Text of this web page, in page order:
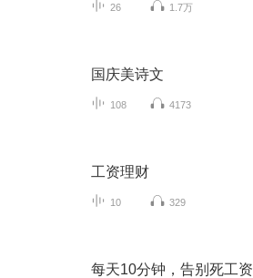
26 1.7万
国庆美诗文
108 4173
工资理财
10 329
每天10分钟，告别死工资